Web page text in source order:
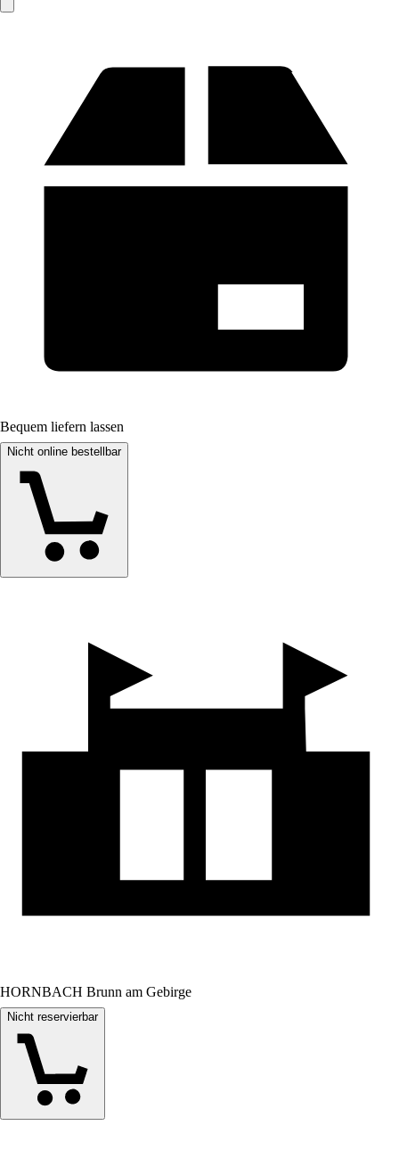
Bequem liefern lassen
Nicht online bestellbar
HORNBACH Brunn am Gebirge
Nicht reservierbar